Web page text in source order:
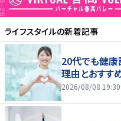
ライフスタイルの新着記事
20代でも健康
理由とおすす
2026/08/08 19:30